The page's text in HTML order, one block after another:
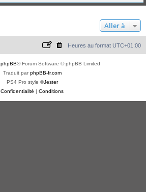
r
Aller à
Heures au format UTC+01:00
phpBB® Forum Software © phpBB Limited
Traduit parphpBB-fr.com
PS4 Pro style ©Jester
Confidentialité | Conditions